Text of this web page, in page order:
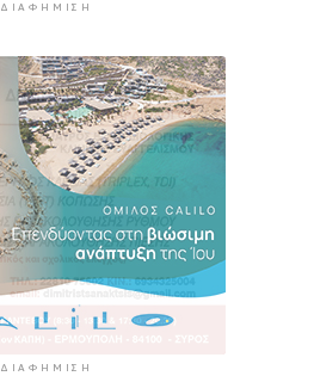
ΔΙΑΦΉΜΙΣΗ
ΔΙΑΦΉΜΙΣΗ